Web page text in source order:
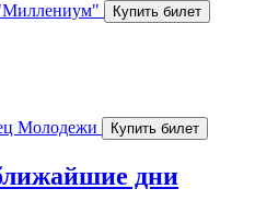
Молодежи
дни